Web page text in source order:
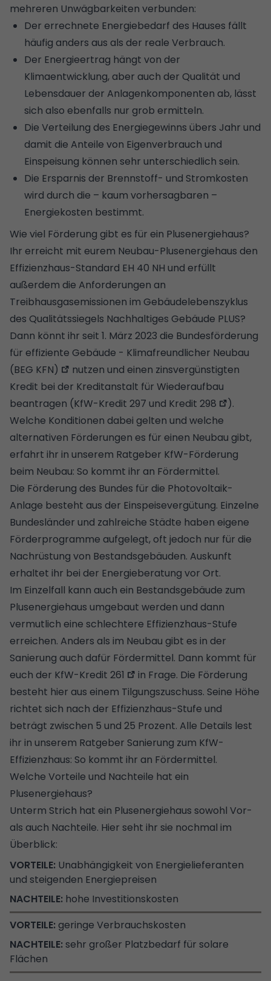
mehreren Unwägbarkeiten verbunden:
Der errechnete Energiebedarf des Hauses fällt
häufig anders aus als der reale Verbrauch.
Der Energieertrag hängt von der
Klimaentwicklung, aber auch der Qualität und
Lebensdauer der Anlagenkomponenten ab, lässt
sich also ebenfalls nur grob ermitteln.
Die Verteilung des Energiegewinns übers Jahr und
damit die Anteile von Eigenverbrauch und
Einspeisung können sehr unterschiedlich sein.
Die Ersparnis der Brennstoff- und Stromkosten
wird durch die – kaum vorhersagbaren –
Energiekosten bestimmt.
Wie viel Förderung gibt es für ein Plusenergiehaus?
Ihr erreicht mit eurem Neubau-Plusenergiehaus den
Effizienzhaus-Standard EH 40 NH und erfüllt
außerdem die Anforderungen an
Treibhausgasemissionen im Gebäudelebenszyklus
des Qualitätssiegels Nachhaltiges Gebäude PLUS?
Dann könnt ihr seit 1. März 2023 die Bundesförderung
für effiziente Gebäude - Klimafreundlicher Neubau
(BEG KFN)
nutzen und einen zinsvergünstigten
Kredit bei der Kreditanstalt für Wiederaufbau
beantragen (KfW-Kredit 297 und Kredit 298
).
Welche Konditionen dabei gelten und welche
alternativen Förderungen es für einen Neubau gibt,
erfahrt ihr in unserem Ratgeber KfW-Förderung
beim Neubau: So kommt ihr an Fördermittel.
Die Förderung des Bundes für die Photovoltaik-
Anlage besteht aus der Einspeisevergütung. Einzelne
Bundesländer und zahlreiche Städte haben eigene
Förderprogramme aufgelegt, oft jedoch nur für die
Nachrüstung von Bestandsgebäuden. Auskunft
erhaltet ihr bei der Energieberatung vor Ort.
Im Einzelfall kann auch ein Bestandsgebäude zum
Plusenergiehaus umgebaut werden und dann
vermutlich eine schlechtere Effizienzhaus-Stufe
erreichen. Anders als im Neubau gibt es in der
Sanierung auch dafür Fördermittel. Dann kommt für
euch der KfW-Kredit 261
in Frage. Die Förderung
besteht hier aus einem Tilgungszuschuss. Seine Höhe
richtet sich nach der Effizienzhaus-Stufe und
beträgt zwischen 5 und 25 Prozent. Alle Details lest
ihr in unserem Ratgeber Sanierung zum KfW-
Effizienzhaus: So kommt ihr an Fördermittel.
Welche Vorteile und Nachteile hat ein
Plusenergiehaus?
Unterm Strich hat ein Plusenergiehaus sowohl Vor-
als auch Nachteile. Hier seht ihr sie nochmal im
Überblick:
Unabhängigkeit von Energielieferanten
und steigenden Energiepreisen
hohe Investitionskosten
geringe Verbrauchskosten
sehr großer Platzbedarf für solare
Flächen